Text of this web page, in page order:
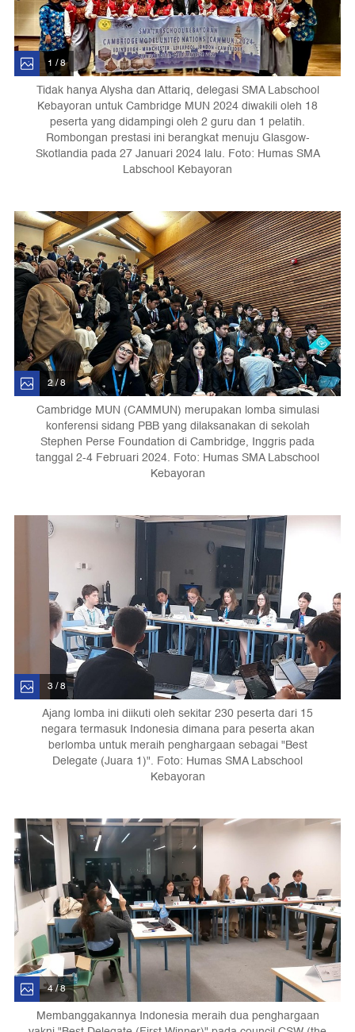
1 / 8
Tidak hanya Alysha dan Attariq, delegasi SMA Labschool
Kebayoran untuk Cambridge MUN 2024 diwakili oleh 18
peserta yang didampingi oleh 2 guru dan 1 pelatih.
Rombongan prestasi ini berangkat menuju Glasgow-
Skotlandia pada 27 Januari 2024 lalu. Foto: Humas SMA
Labschool Kebayoran
2 / 8
Cambridge MUN (CAMMUN) merupakan lomba simulasi
konferensi sidang PBB yang dilaksanakan di sekolah
Stephen Perse Foundation di Cambridge, Inggris pada
tanggal 2-4 Februari 2024. Foto: Humas SMA Labschool
Kebayoran
3 / 8
Ajang lomba ini diikuti oleh sekitar 230 peserta dari 15
negara termasuk Indonesia dimana para peserta akan
berlomba untuk meraih penghargaan sebagai "Best
Delegate (Juara 1)". Foto: Humas SMA Labschool
Kebayoran
4 / 8
Membanggakannya Indonesia meraih dua penghargaan